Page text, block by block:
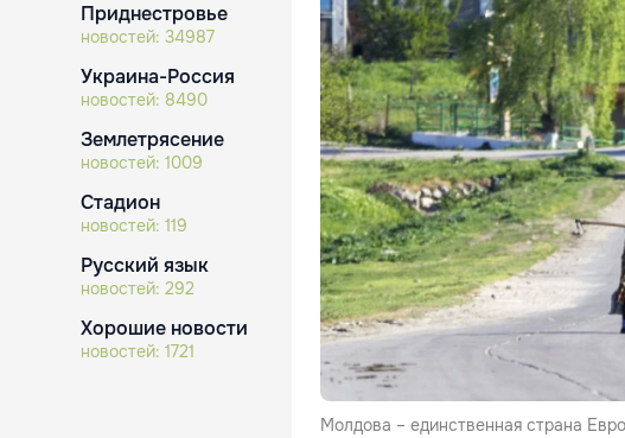
Приднестровье
новостей: 34987
Украина-Россия
новостей: 8490
Землетрясение
новостей: 1009
Стадион
новостей: 119
Русский язык
новостей: 292
Хорошие новости
новостей: 1721
Молдова – единственная страна